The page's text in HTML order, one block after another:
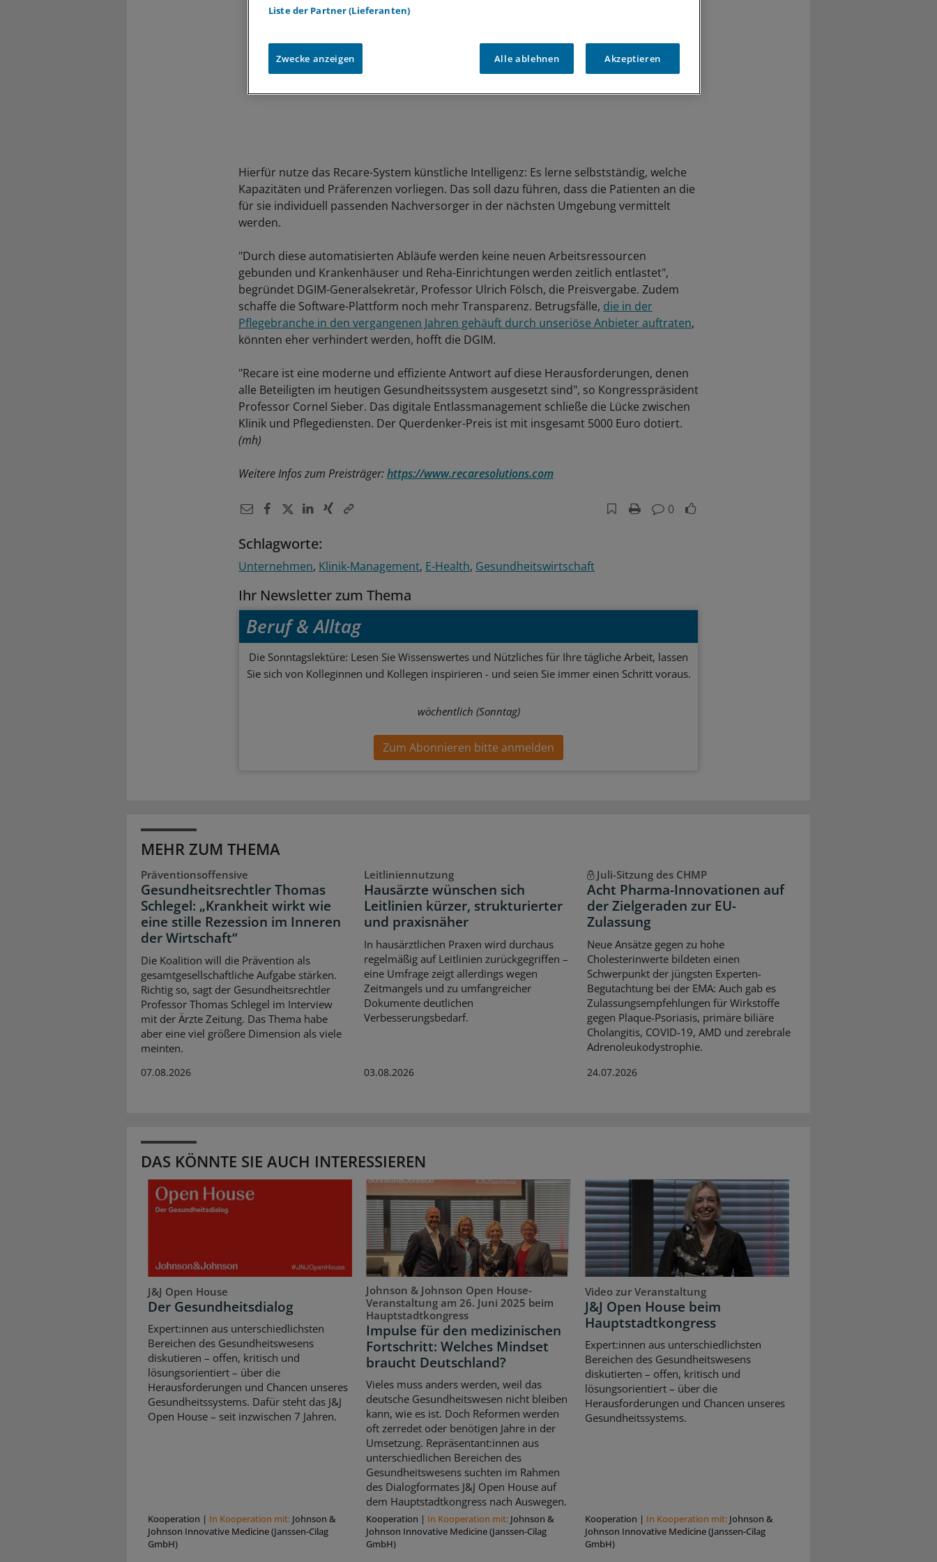
Hierfür nutze das Recare-System künstliche Intelligenz: Es lerne selbstständig, welche
Kapazitäten und Präferenzen vorliegen. Das soll dazu führen, dass die Patienten an die
für sie individuell passenden Nachversorger in der nächsten Umgebung vermittelt
werden.
"Durch diese automatisierten Abläufe werden keine neuen Arbeitsressourcen
gebunden und Krankenhäuser und Reha-Einrichtungen werden zeitlich entlastet",
begründet DGIM-Generalsekretär, Professor Ulrich Fölsch, die Preisvergabe. Zudem
schaffe die Software-Plattform noch mehr Transparenz. Betrugsfälle, die in der
Pflegebranche in den vergangenen Jahren gehäuft durch unseriöse Anbieter auftraten,
könnten eher verhindert werden, hofft die DGIM.
"Recare ist eine moderne und effiziente Antwort auf diese Herausforderungen, denen
alle Beteiligten im heutigen Gesundheitssystem ausgesetzt sind", so Kongresspräsident
Professor Cornel Sieber. Das digitale Entlassmanagement schließe die Lücke zwischen
Klinik und Pflegediensten. Der Querdenker-Preis ist mit insgesamt 5000 Euro dotiert.
(mh)
Weitere Infos zum Preisträger:https://www.recaresolutions.com
0
Schlagworte:
Unternehmen Klinik-Management E-Health Gesundheitswirtschaft
Ihr Newsletter zum Thema
Beruf & Alltag
Die Sonntagslektüre: Lesen Sie Wissenswertes und Nützliches für Ihre tägliche Arbeit, lassen
Sie sich von Kolleginnen und Kollegen inspirieren - und seien Sie immer einen Schritt voraus.
wöchentlich (Sonntag)
Zum Abonnieren bitte anmelden
MEHR ZUM THEMA
Präventionsoffensive
Gesundheitsrechtler Thomas
Schlegel: „Krankheit wirkt wie
eine stille Rezession im Inneren
der Wirtschaft“
Die Koalition will die Prävention als
gesamtgesellschaftliche Aufgabe stärken.
Richtig so, sagt der Gesundheitsrechtler
Professor Thomas Schlegel im Interview
mit der Ärzte Zeitung. Das Thema habe
aber eine viel größere Dimension als viele
meinten.
07.08.2026
Leitliniennutzung
Hausärzte wünschen sich
Leitlinien kürzer, strukturierter
und praxisnäher
In hausärztlichen Praxen wird durchaus
regelmäßig auf Leitlinien zurückgegriffen –
eine Umfrage zeigt allerdings wegen
Zeitmangels und zu umfangreicher
Dokumente deutlichen
Verbesserungsbedarf.
03.08.2026
Juli-Sitzung des CHMP
Acht Pharma-Innovationen auf
der Zielgeraden zur EU-
Zulassung
Neue Ansätze gegen zu hohe
Cholesterinwerte bildeten einen
Schwerpunkt der jüngsten Experten-
Begutachtung bei der EMA: Auch gab es
Zulassungsempfehlungen für Wirkstoffe
gegen Plaque-Psoriasis, primäre biliäre
Cholangitis, COVID-19, AMD und zerebrale
Adrenoleukodystrophie.
24.07.2026
DAS KÖNNTE SIE AUCH INTERESSIEREN
J&J Open House
Der Gesundheitsdialog
Expert:innen aus unterschiedlichsten
Bereichen des Gesundheitswesens
diskutieren – offen, kritisch und
lösungsorientiert – über die
Herausforderungen und Chancen unseres
Gesundheitssystems. Dafür steht das J&J
Open House – seit inzwischen 7 Jahren.
Kooperation | In Kooperation mit: Johnson &
Johnson Innovative Medicine (Janssen-Cilag
GmbH)
Johnson & Johnson Open House-
Veranstaltung am 26. Juni 2025 beim
Hauptstadtkongress
Impulse für den medizinischen
Fortschritt: Welches Mindset
braucht Deutschland?
Vieles muss anders werden, weil das
deutsche Gesundheitswesen nicht bleiben
kann, wie es ist. Doch Reformen werden
oft zerredet oder benötigen Jahre in der
Umsetzung. Repräsentant:innen aus
unterschiedlichen Bereichen des
Gesundheitswesens suchten im Rahmen
des Dialogformates J&J Open House auf
dem Hauptstadtkongress nach Auswegen.
Kooperation | In Kooperation mit: Johnson &
Johnson Innovative Medicine (Janssen-Cilag
GmbH)
Video zur Veranstaltung
J&J Open House beim
Hauptstadtkongress
Expert:innen aus unterschiedlichsten
Bereichen des Gesundheitswesens
diskutierten – offen, kritisch und
lösungsorientiert – über die
Herausforderungen und Chancen unseres
Gesundheitssystems.
Kooperation | In Kooperation mit: Johnson &
Johnson Innovative Medicine (Janssen-Cilag
GmbH)
Liste der Partner (Lieferanten)
Zwecke anzeigen Alle ablehnen Akzeptieren